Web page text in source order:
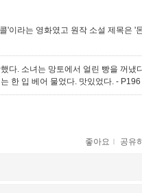
'이라는 영화였고 원작 소설 제목은 '
다. 소녀는 망토에서 얼린 빵을 꺼냈
한 입 베어 물었다. 맛있었다. - P196
좋아요 ｌ 공유